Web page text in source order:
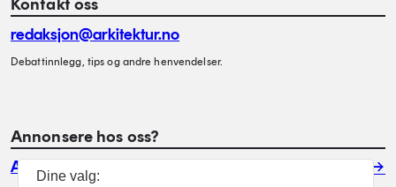
Kontakt oss
redaksjon@arkitektur.no
Debattinnlegg, tips og andre henvendelser.
Annonsere hos oss?
Annonser
Dine valg: